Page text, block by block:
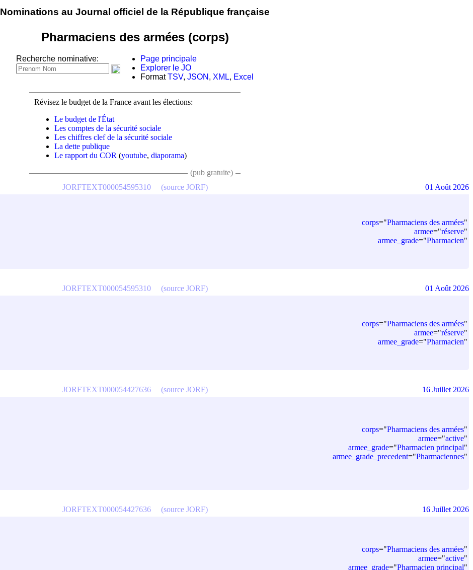
Nominations au Journal officiel de la République française
Pharmaciens des armées (corps)
Recherche nominative:
Page principale
Explorer le JO
FormatTSV, JSON , XML, Excel
Révisez le budget de la France avant les élections:
Le budget de l'État
Les comptes de la sécurité sociale
Les chiffres clef de la sécurité sociale
La dette publique
Le rapport du COR (youtube, diaporama)
(pub gratuite)
corps="Pharmaciens des armées"
armee="réserve"
armee_grade="Pharmacien"
JORFTEXT000054595310 (source JORF) 01 Août 2026
corps="Pharmaciens des armées"
armee="réserve"
armee_grade="Pharmacien"
JORFTEXT000054595310 (source JORF) 01 Août 2026
corps="Pharmaciens des armées"
armee="active"
armee_grade="Pharmacien principal"
armee_grade_precedent="Pharmaciennes"
JORFTEXT000054427636 (source JORF) 16 Juillet 2026
corps="Pharmaciens des armées"
armee="active"
armee_grade="Pharmacien principal"
JORFTEXT000054427636 (source JORF) 16 Juillet 2026